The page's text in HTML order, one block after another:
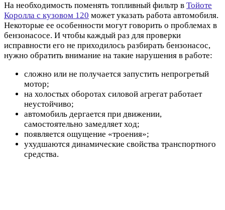
На необходимость поменять топливный фильтр в Тойоте
Королла с кузовом 120 может указать работа автомобиля.
Некоторые ее особенности могут говорить о проблемах в
бензонасосе. И чтобы каждый раз для проверки
исправности его не приходилось разбирать бензонасос,
нужно обратить внимание на такие нарушения в работе:
сложно или не получается запустить непрогретый
мотор;
на холостых оборотах силовой агрегат работает
неустойчиво;
автомобиль дергается при движении,
самостоятельно замедляет ход;
появляется ощущение «троения»;
ухудшаются динамические свойства транспортного
средства.